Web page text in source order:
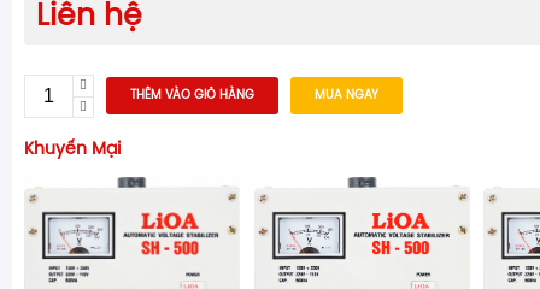
Liên hệ
THÊM VÀO GIỎ HÀNG MUA NGAY
Khuyến Mại